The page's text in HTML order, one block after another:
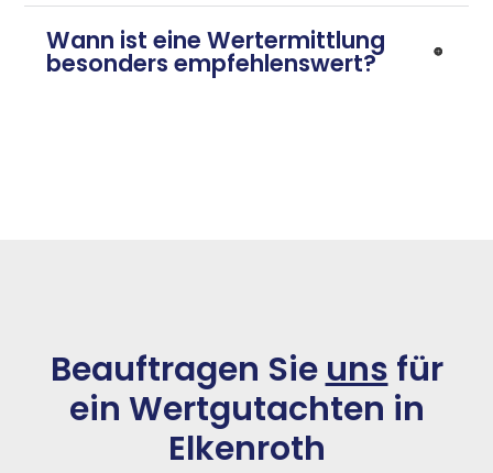
Wann ist eine Wertermittlung
besonders empfehlenswert?
Beauftragen Sie uns für
ein Wertgutachten in
Elkenroth